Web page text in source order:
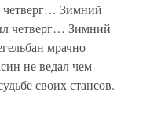
четверг… Зимний
четверг… Зимний
мрачно
не ведал чем
своих стансов.